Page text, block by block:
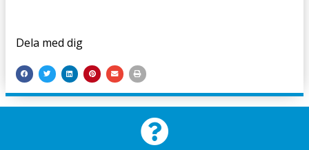
Dela med dig